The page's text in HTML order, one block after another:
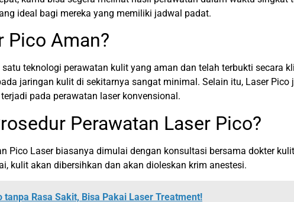
ideal bagi mereka yang memiliki jadwal padat.
Pico Aman?
teknologi perawatan kulit yang aman dan telah terbukti secara
jaringan kulit di sekitarnya sangat minimal. Selain itu, Laser
pada perawatan laser konvensional.
Perawatan Laser Pico?
Pico Laser biasanya dimulai dengan konsultasi bersama dokter
kulit akan dibersihkan dan akan dioleskan krim anestesi.
tanpa Rasa Sakit, Bisa Pakai Laser Treatment!